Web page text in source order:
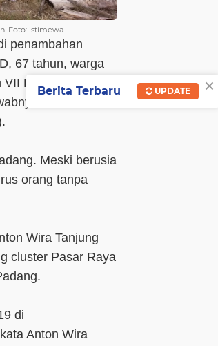
Foto: istimewa
penambahan
67 tahun, warga
Koto Sungai
dikeluarkan
Meski berusia
orang tanpa
Wira Tanjung
cluster Pasar Raya
di
Anton Wira
×
Berita Terbaru UPDATE